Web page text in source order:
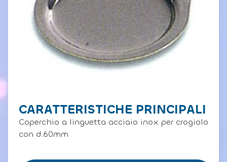
CARATTERISTICHE PRINCIPALI
Coperchio a linguetta acciaio inox per crogiolo
con d.60mm